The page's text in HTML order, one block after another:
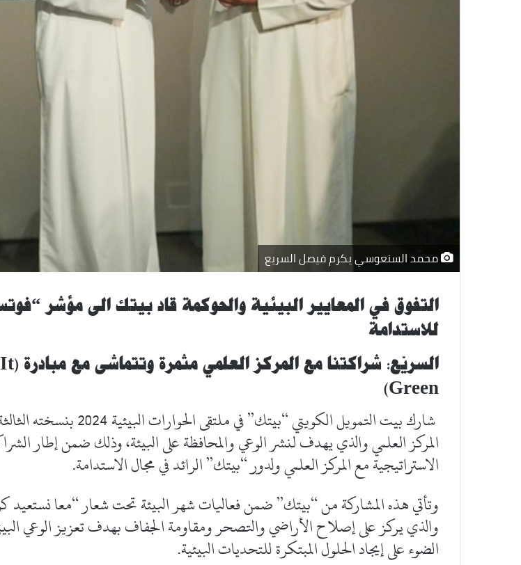
محمد السنعوسي يكرم فيصل السريع
التفوق في المعايير البيئية والحوكمة قاد بيتك الى مؤشر
للاستدامة
السريّع: شراكتنا مع المركز العلمي مثمرة وتتماشى مع مبادرة It
Green)
شارك بيت التمويل الكويتي “بيتك” في ملتقى
المركز العلمي والذي يهدف لنشر الوعي والمحافظة على البيئة، وذلك ضمن إطار
الاستراتيجية مع المركز العلمي ولدور “بيتك” الرائد في مجال الاستدامة.
وتأتي هذه المشاركة من “بيتك” ضمن فعاليات شهر البيئة تحت شعار “معا نستعيد
والذي يركز على إصلاح الأراضي والتصحر ومقاومة الجفاف بهدف تعزيز الوعي
الضوء على إيجاد الحلول المبتكرة للتحديات البيئية.